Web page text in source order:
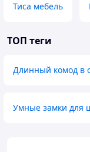
Тиса мебель
ТОП теги
Длинный комод в
Умные замки для